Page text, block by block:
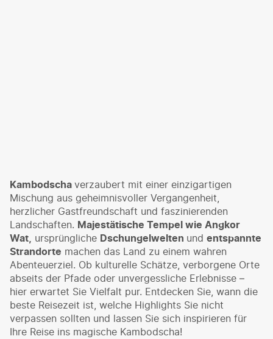
Kambodscha verzaubert mit einer einzigartigen
Mischung aus geheimnisvoller Vergangenheit,
herzlicher Gastfreundschaft und faszinierenden
Landschaften. Majestätische Tempel wie Angkor
Wat, ursprüngliche Dschungelwelten und entspannte
Strandorte machen das Land zu einem wahren
Abenteuerziel. Ob kulturelle Schätze, verborgene Orte
abseits der Pfade oder unvergessliche Erlebnisse –
hier erwartet Sie Vielfalt pur. Entdecken Sie, wann die
beste Reisezeit ist, welche Highlights Sie nicht
verpassen sollten und lassen Sie sich inspirieren für
Ihre Reise ins magische Kambodscha!